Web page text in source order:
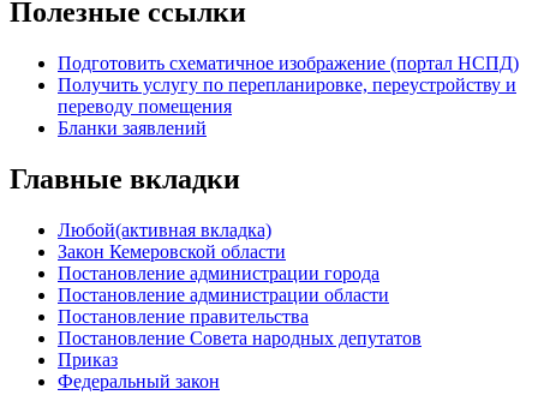
Полезные ссылки
Подготовить схематичное изображение (портал НСПД)
Получить услугу по перепланировке, переустройству и
переводу помещения
Бланки заявлений
Главные вкладки
Любой(активная вкладка)
Закон Кемеровской области
Постановление администрации города
Постановление администрации области
Постановление правительства
Постановление Совета народных депутатов
Приказ
Федеральный закон